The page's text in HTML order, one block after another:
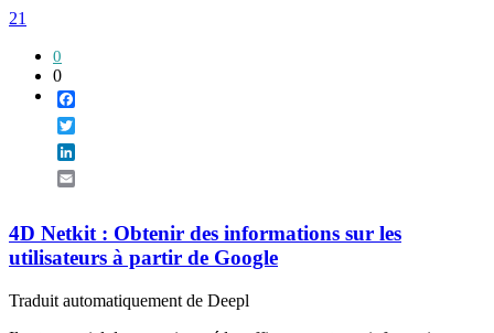
21
0
0
4D Netkit : Obtenir des informations sur les
utilisateurs à partir de Google
Traduit automatiquement de Deepl